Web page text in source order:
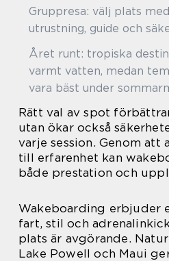
Gruppresa: välj plats
utrustning, guide och
Året runt: tropiska
varmt vatten, medan
vara bäst under
Rätt val av spot
utan ökar också
varje session. Genom att
till erfarenhet kan
både prestation och
Wakeboarding erbjuder
fart, stil och
plats är avgörande.
Lake Powell och Maui